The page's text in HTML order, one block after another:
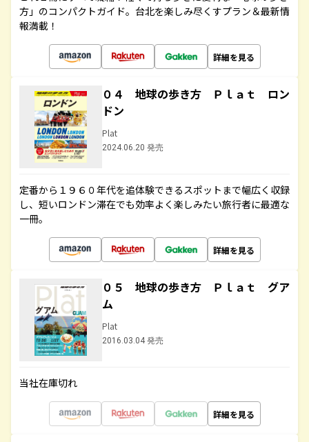
方」のコンパクトガイド。台北を楽しみ尽くすプラン＆最新情
報満載！
詳細を見る
０４ 地球の歩き方 Ｐｌａｔ ロン
ドン
Plat
2024.06.20 発売
定番から１９６０年代を追体験できるスポットまで幅広く収録
し、短いロンドン滞在でも効率よく楽しみたい旅行者に最適な
一冊。
詳細を見る
０５ 地球の歩き方 Ｐｌａｔ グア
ム
Plat
2016.03.04 発売
当社在庫切れ
詳細を見る